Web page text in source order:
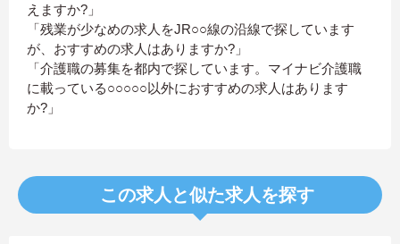
えますか?」
「残業が少なめの求人をJR○○線の沿線で探しています
が、おすすめの求人はありますか?」
「介護職の募集を都内で探しています。マイナビ介護職
に載っている○○○○○以外におすすめの求人はあります
か?」
この求人と似た求人を探す